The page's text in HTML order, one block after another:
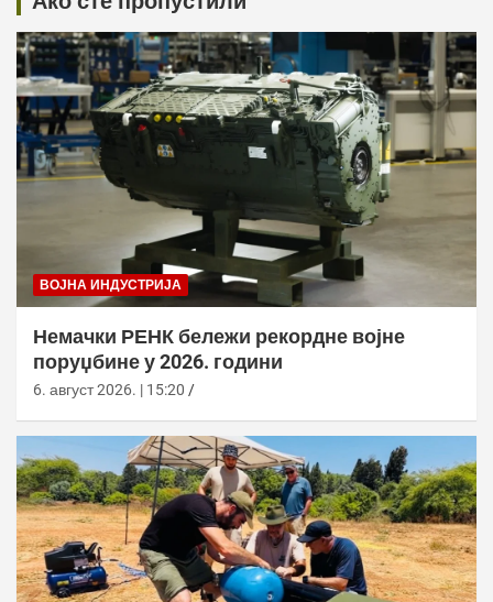
ВОЈНА ИНДУСТРИЈА
Немачки РЕНК бележи рекордне војне
поруџбине у 2026. години
6. август 2026. | 15:20